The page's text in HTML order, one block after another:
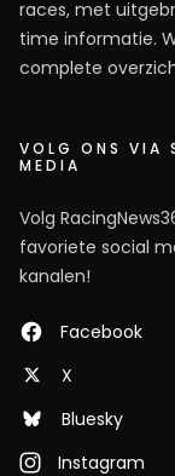
races, met
time informatie.
complete
VOLG ONS VIA
MEDIA
Volg
favoriete social
kanalen!
Facebook
X
Bluesky
Instagram